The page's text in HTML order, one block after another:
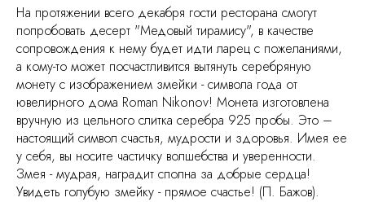
На протяжении всего декабря гости ресторана смогут
попробовать десерт "Медовый тирамису", в качестве
сопровождения к нему будет идти ларец с пожеланиями,
а кому-то может посчастливится вытянуть серебряную
монету с изображением змейки - символа года от
ювелирного дома Roman Nikonov! Монета изготовлена
вручную из цельного слитка серебра 925 пробы. Это –
настоящий символ счастья, мудрости и здоровья. Имея ее
у себя, вы носите частичку волшебства и уверенности.
Змея - мудрая, наградит сполна за добрые сердца!
Увидеть голубую змейку - прямое счастье! (П. Бажов).